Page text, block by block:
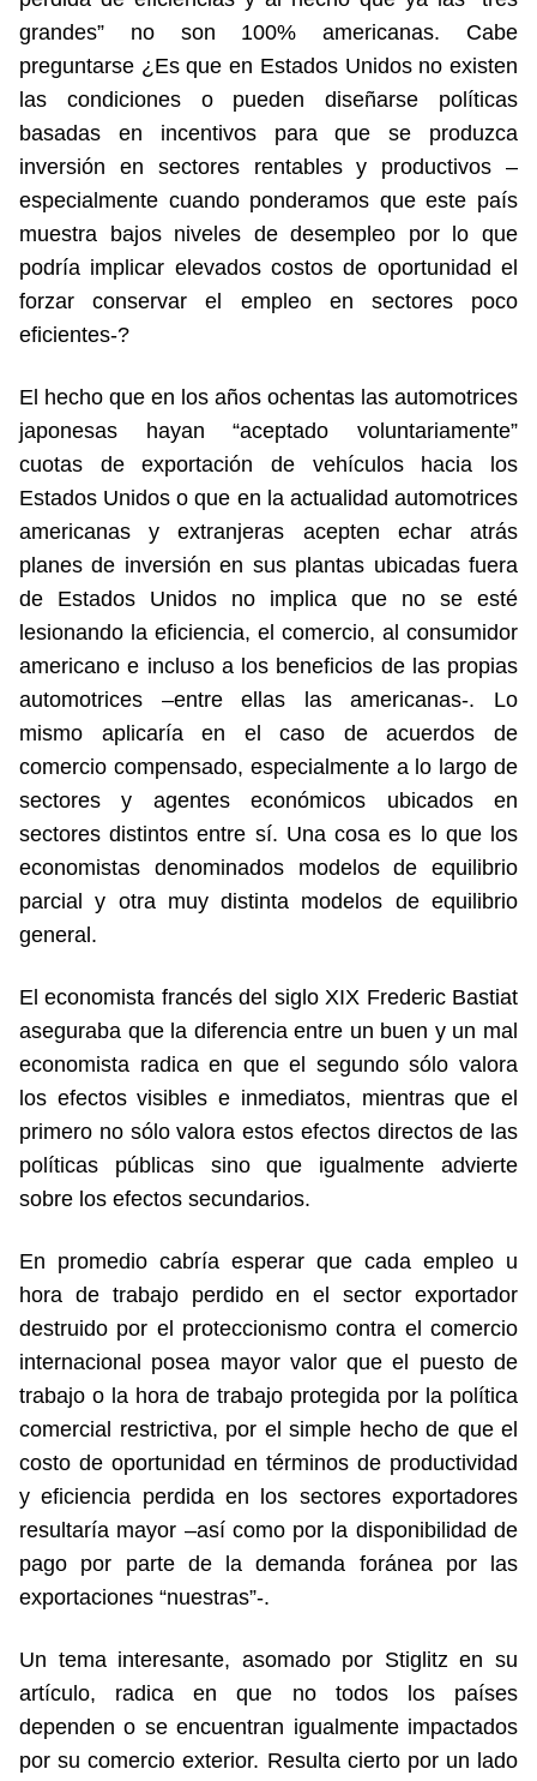
grandes” no son 100% americanas. Cabe
preguntarse ¿Es que en Estados Unidos no existen
las condiciones o pueden diseñarse políticas
basadas en incentivos para que se produzca
inversión en sectores rentables y productivos –
especialmente cuando ponderamos que este país
muestra bajos niveles de desempleo por lo que
podría implicar elevados costos de oportunidad el
forzar conservar el empleo en sectores poco
eficientes-?
El hecho que en los años ochentas las automotrices
japonesas hayan “aceptado voluntariamente”
cuotas de exportación de vehículos hacia los
Estados Unidos o que en la actualidad automotrices
americanas y extranjeras acepten echar atrás
planes de inversión en sus plantas ubicadas fuera
de Estados Unidos no implica que no se esté
lesionando la eficiencia, el comercio, al consumidor
americano e incluso a los beneficios de las propias
automotrices –entre ellas las americanas-. Lo
mismo aplicaría en el caso de acuerdos de
comercio compensado, especialmente a lo largo de
sectores y agentes económicos ubicados en
sectores distintos entre sí. Una cosa es lo que los
economistas denominados modelos de equilibrio
parcial y otra muy distinta modelos de equilibrio
general.
El economista francés del siglo XIX Frederic Bastiat
aseguraba que la diferencia entre un buen y un mal
economista radica en que el segundo sólo valora
los efectos visibles e inmediatos, mientras que el
primero no sólo valora estos efectos directos de las
políticas públicas sino que igualmente advierte
sobre los efectos secundarios.
En promedio cabría esperar que cada empleo u
hora de trabajo perdido en el sector exportador
destruido por el proteccionismo contra el comercio
internacional posea mayor valor que el puesto de
trabajo o la hora de trabajo protegida por la política
comercial restrictiva, por el simple hecho de que el
costo de oportunidad en términos de productividad
y eficiencia perdida en los sectores exportadores
resultaría mayor –así como por la disponibilidad de
pago por parte de la demanda foránea por las
exportaciones “nuestras”-.
Un tema interesante, asomado por Stiglitz en su
artículo, radica en que no todos los países
dependen o se encuentran igualmente impactados
por su comercio exterior. Resulta cierto por un lado